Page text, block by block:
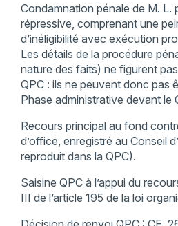
Condamnation pénale de M. L.
répressive, comprenant une
d’inéligibilité avec exécution
Les détails de la procédure
nature des faits) ne figurent
QPC : ils ne peuvent donc pas
Phase administrative devant le
Recours principal au fond
d’office, enregistré au Conseil
reproduit dans la QPC).
Saisine QPC à l’appui du
III de l’article 195 de la loi